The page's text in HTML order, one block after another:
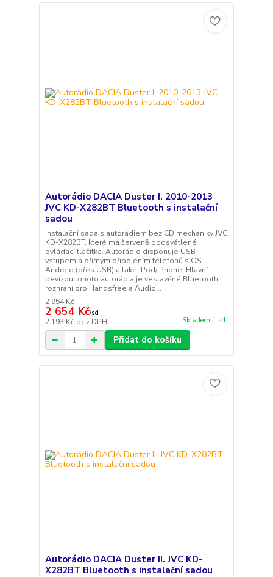
Autorádio DACIA Duster I. 2010-2013
JVC KD-X282BT Bluetooth s instalační
sadou
Instalační sada s autorádiem bez CD mechaniky JVC
KD-X282BT, které má červeně podsvětlené
ovládací tlačítka. Autorádio disponuje USB
vstupem a přímým připojením telefonů s OS
Android (přes USB) a také iPod/iPhone. Hlavní
devízou tohoto autorádia je vestavěné Bluetooth
rozhraní pro Handsfree a Audio...
2 954 Kč
2 654 Kč/sd
2 193 Kč bez DPH Skladem 1 sd
Přidat do košíku
Autorádio DACIA Duster II. JVC KD-
X282BT Bluetooth s instalační sadou